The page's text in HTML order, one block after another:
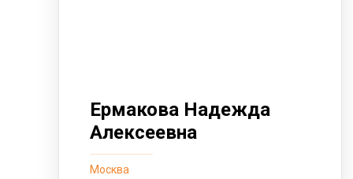
Ермакова Надежда
Алексеевна
Москва